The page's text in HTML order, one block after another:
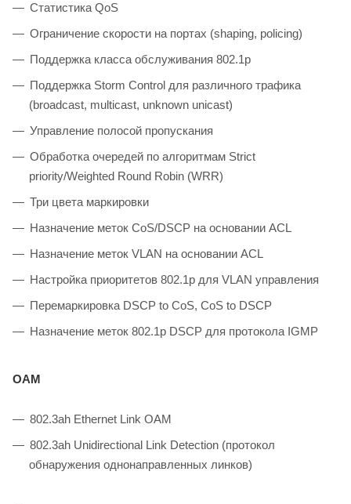
Статистика QoS
Ограничение скорости на портах (shaping, policing)
Поддержка класса обслуживания 802.1p
Поддержка Storm Control для различного трафика
(broadcast, multicast, unknown unicast)
Управление полосой пропускания
Обработка очередей по алгоритмам Strict
priority/Weighted Round Robin (WRR)
Три цвета маркировки
Назначение меток CoS/DSCP на основании ACL
Назначение меток VLAN на основании ACL
Настройка приоритетов 802.1p для VLAN управления
Перемаркировка DSCP to CoS, CoS to DSCP
Назначение меток 802.1p DSCP для протокола IGMP
OAM
802.3ah Ethernet Link OAM
802.3ah Unidirectional Link Detection (протокол
обнаружения однонаправленных линков)